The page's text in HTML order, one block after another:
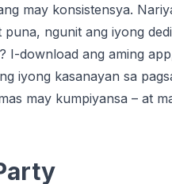
may konsistensya.
ngunit ang iyong
I-download ang aming
iyong kasanayan sa
may kumpiyansa – at